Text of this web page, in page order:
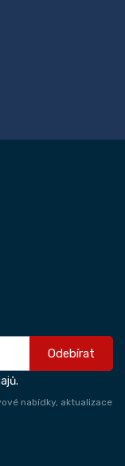
Odebírat
nabídky, aktualizace